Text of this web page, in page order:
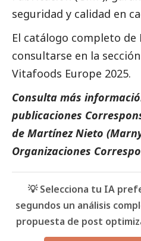
seguridad y calidad en
El catálogo completo de
consultarse en la
Vitafoods Europe 2025.
Consulta más
publicaciones
de Martínez Nieto
Organizaciones
💡 Selecciona tu IA
segundos un análisis
propuesta de post